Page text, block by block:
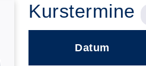
Kurstermine
Datum